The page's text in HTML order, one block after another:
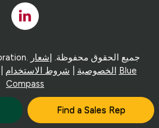
Find a Sales Rep
Linked
In
© 2025 Lindsay Corporation. جميع الحقوق محفوظة. إشعار
الخصوصية
شروط الاستخدام
Blue
Compass